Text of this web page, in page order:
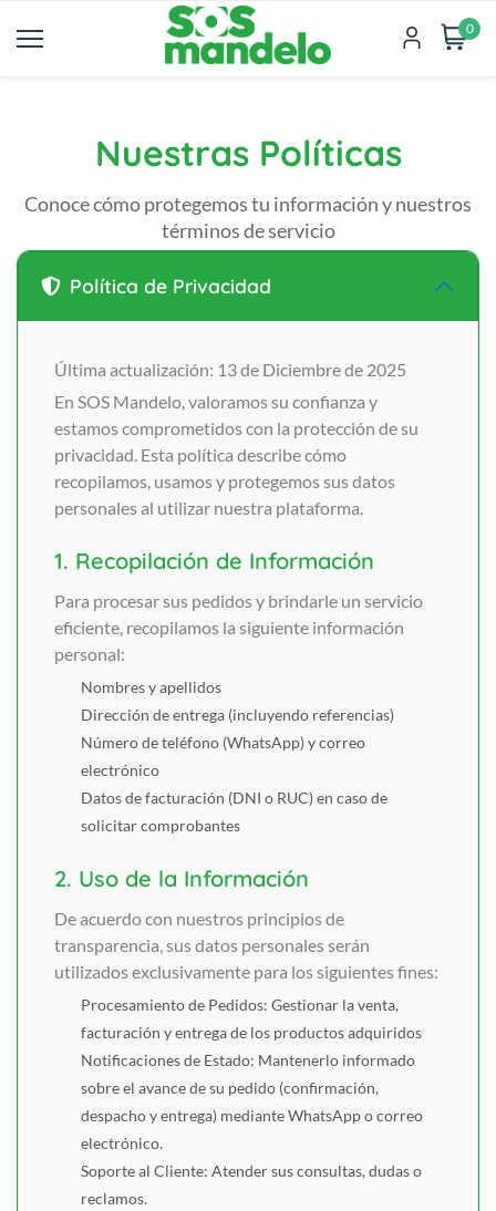
0
Nuestras Políticas
Conoce cómo protegemos tu información y nuestros
términos de servicio
Política de Privacidad
Última actualización: 13 de Diciembre de 2025
En SOS Mandelo, valoramos su confianza y
estamos comprometidos con la protección de su
privacidad. Esta política describe cómo
recopilamos, usamos y protegemos sus datos
personales al utilizar nuestra plataforma.
1. Recopilación de Información
Para procesar sus pedidos y brindarle un servicio
eficiente, recopilamos la siguiente información
personal:
Nombres y apellidos
Dirección de entrega (incluyendo referencias)
Número de teléfono (WhatsApp) y correo
electrónico
Datos de facturación (DNI o RUC) en caso de
solicitar comprobantes
2. Uso de la Información
De acuerdo con nuestros principios de
transparencia, sus datos personales serán
utilizados exclusivamente para los siguientes fines:
Procesamiento de Pedidos: Gestionar la venta,
facturación y entrega de los productos adquiridos
Notificaciones de Estado: Mantenerlo informado
sobre el avance de su pedido (confirmación,
despacho y entrega) mediante WhatsApp o correo
electrónico.
Soporte al Cliente: Atender sus consultas, dudas o
reclamos.